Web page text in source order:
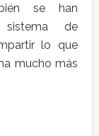
se han
de
lo que
mucho más